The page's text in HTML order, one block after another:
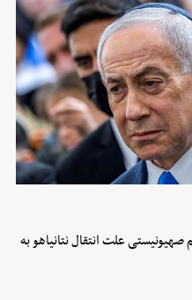
علت انتقال نتانیاهو به